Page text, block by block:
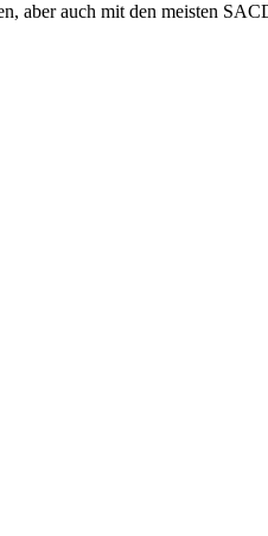
aber auch mit den meisten